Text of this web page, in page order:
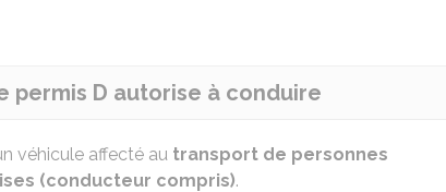
permis D autorise à conduire
véhicule affecté au transport de personnes
(conducteur compris).